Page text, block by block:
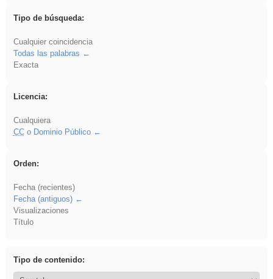
Tipo de búsqueda:
Cualquier coincidencia
Todas las palabras
Exacta
Licencia:
Cualquiera
CCo Dominio Público
Orden:
Fecha (recientes)
Fecha (antiguos)
Visualizaciones
Título
Tipo de contenido: